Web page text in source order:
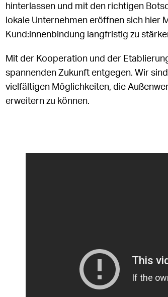
hinterlassen und mit den richtigen
lokale Unternehmen eröffnen sich hier
Kund:innenbindung langfristig zu
Mit der Kooperation und der
spannenden Zukunft entgegen. Wir
vielfältigen Möglichkeiten, die
erweitern zu können.